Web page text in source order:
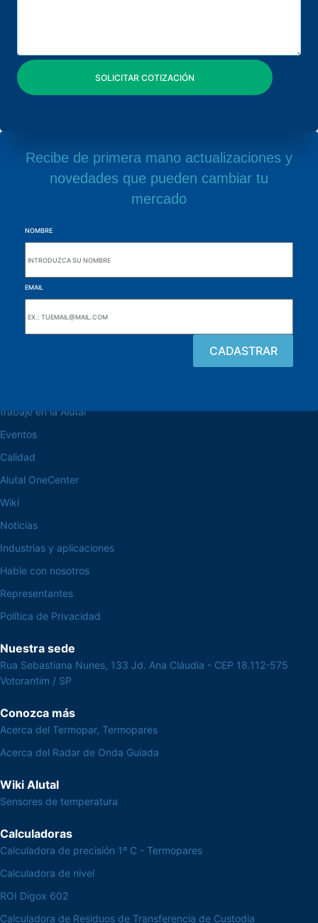
Recibe de primera mano actualizaciones y
novedades que pueden cambiar tu
mercado
NOMBRE
EMAIL
trabaje en la Alutal
Eventos
Calidad
Alutal OneCenter
Wiki
Noticias
Industrias y aplicaciones
Hable con nosotros
Representantes
Política de Privacidad
Nuestra sede
Rua Sebastiana Nunes, 133 Jd. Ana Cláudia - CEP 18.112-575
Votorantim / SP
Conozca más
Acerca del Termopar, Termopares
Acerca del Radar de Onda Guiada
Wiki Alutal
Sensores de temperatura
Calculadoras
Calculadora de precisión 1º C - Termopares
Calculadora de nivel
ROI Digox 602
Calculadora de Residuos de Transferencia de Custodia